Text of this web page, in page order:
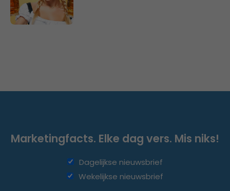
Marketingfacts. Elke dag vers. Mis niks!
Dagelijkse nieuwsbrief
Wekelijkse nieuwsbrief